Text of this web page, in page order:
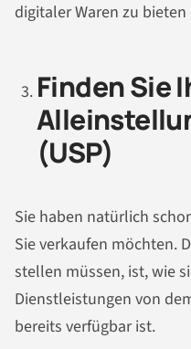
digitaler Waren zu bieten
Finden Sie
(USP)
Sie haben natürlich
Sie verkaufen möchten.
stellen müssen, ist, wie
Dienstleistungen von
bereits verfügbar ist.